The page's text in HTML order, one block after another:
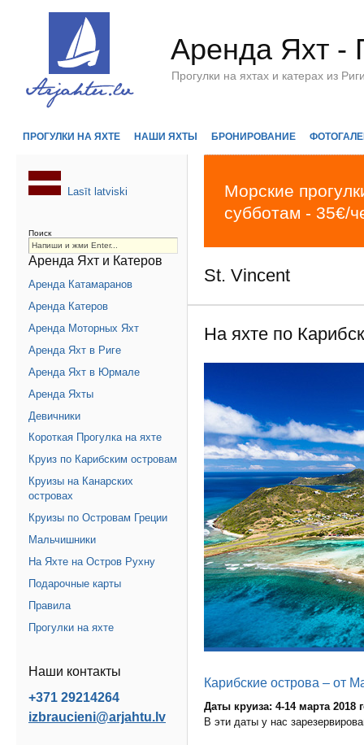
Аренда Яхт -
Прогулки на яхтах и катерах из
ПРОГУЛКИ НА ЯХТЕ НАШИ ЯХТЫ БРОНИРОВАНИЕ
Морские
субботам - 35€/
St. Vincent
На яхте по
Карибские острова – от
Даты круиза: 4-14 марта 2018
В эти даты у нас
Lasīt latviski
Поиск
Аренда Яхт и Катеров
Аренда Катамаранов
Аренда Катеров
Аренда Моторных Яхт
Аренда Яхт в Риге
Аренда Яхт в Юрмале
Аренда Яхты
Девичники
Короткая Прогулка на яхте
Круиз по Карибским островам
Круизы на Канарских
островах
Круизы по Островам Греции
Мальчишники
На Яхте на Остров Рухну
Подарочные карты
Правила
Прогулки на яхте
Наши контакты
+371 29214264
izbraucieni@arjahtu.lv